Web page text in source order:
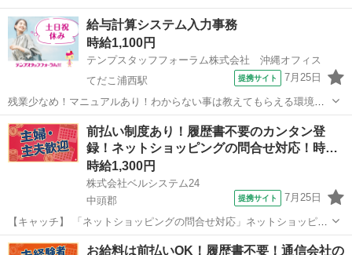
給与計算システム入力事務
時給1,100円
テンプスタッフフォーラム株式会社 沖縄オフィス
てだこ浦西駅
提携サイト 7月25日
残業少なめ！マニュアルあり！わからない事は教えてもらえる環境で
す ●コツコツ作業が好きな方！給与計算システム入力がメイン ●同
じ業務をする方がいる安心環境！未経験の方も無理なくスタートでき
る ●服装自由！スニーカーOK...
沖縄 浦添市 てだこ浦西駅 一般事務
前払い制度あり！履歴書不要のカンタン登
録！ネットショッピングの問合せ対応！時
給…
時給1,300円
株式会社ベルシステム24
中頭郡
提携サイト 7月25日
【キャッチ】 「ネットショッピングの問合せ対応」ネットショッピン
グのコールセンター！未経験からOKの管理者ポジション！9月開始
沖縄 中頭郡 電話対応
お給料は前払いOK！履歴書不要！通信会社の